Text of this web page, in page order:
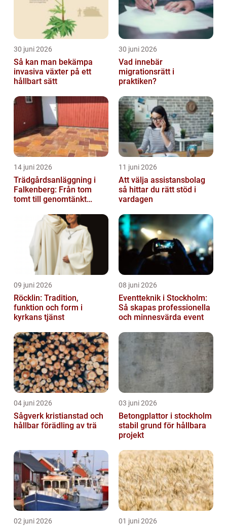
30 juni 2026
Så kan man bekämpa
invasiva växter på ett
hållbart sätt
30 juni 2026
Vad innebär
migrationsrätt i
praktiken?
14 juni 2026
Trädgårdsanläggning i
Falkenberg: Från tom
tomt till genomtänkt
11 juni 2026
Att välja assistansbolag
så hittar du rätt stöd i
vardagen
09 juni 2026
Röcklin: Tradition,
funktion och form i
kyrkans tjänst
08 juni 2026
Eventteknik i Stockholm:
Så skapas professionella
och minnesvärda event
04 juni 2026
Sågverk kristianstad och
hållbar förädling av trä
03 juni 2026
Betongplattor i stockholm
stabil grund för hållbara
projekt
02 juni 2026 01 juni 2026